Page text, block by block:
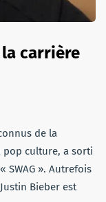
carrière
de la
pop culture, a sorti
SWAG ». Autrefois
Bieber est